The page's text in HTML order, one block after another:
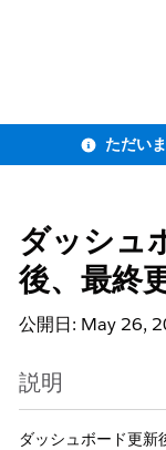
ダッシュ
後、最終
公開日: May 26,
説明
ダッシュボード更